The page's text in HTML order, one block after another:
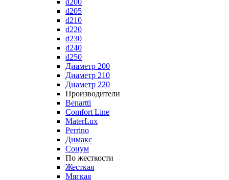
d200
d205
d210
d220
d230
d240
d250
Диаметр 200
Диаметр 210
Диаметр 220
Производители
Benartti
Comfort Line
MaterLux
Perrino
Димакс
Сонум
По жесткости
Жесткая
Мягкая